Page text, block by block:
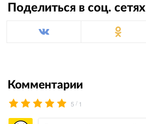
Поделиться в соц. сетях
Комментарии
5 / 1